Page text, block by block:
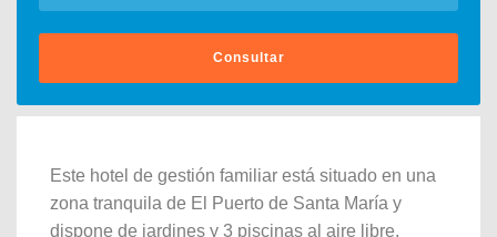
Consultar
Este hotel de gestión familiar está situado en una
zona tranquila de El Puerto de Santa María y
dispone de jardines y 3 piscinas al aire libre.